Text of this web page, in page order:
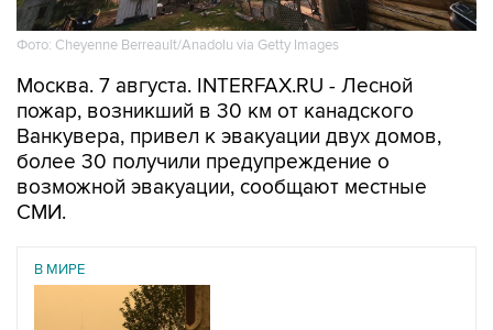
Фото: Cheyenne Berreault/Anadolu via Getty Images
Москва. 7 августа. INTERFAX.RU - Лесной
пожар, возникший в 30 км от канадского
Ванкувера, привел к эвакуации двух домов,
более 30 получили предупреждение о
возможной эвакуации, сообщают местные
СМИ.
В МИРЕ